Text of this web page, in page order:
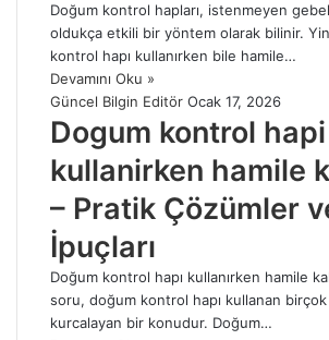
Doğum kontrol hapları, istenmeyen
oldukça etkili bir yöntem olarak bilinir.
kontrol hapı kullanırken bile hamile…
Devamını Oku »
Güncel Bilgin Editör Ocak 17, 2026
Dogum kontrol hapi
kullanirken hamile
– Pratik Çözümler
İpuçları
Doğum kontrol hapı kullanırken hamile
soru, doğum kontrol hapı kullanan birçok
kurcalayan bir konudur. Doğum…